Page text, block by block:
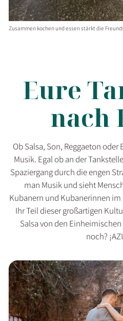
Zusammen kochen und essen stärkt die
Eure
nach
Ob Salsa, Son, Reggaeton
Musik. Egal ob an der
Spaziergang durch die engen
man Musik und sieht
Kubanern und Kubanerinnen
Ihr Teil dieser großartigen
Salsa von den
noch?